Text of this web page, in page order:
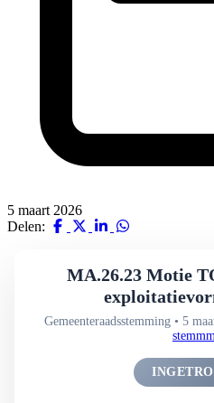
5 maart 2026
Delen:
MA.26.23 Motie
Gemeenteraadsstemming • 5